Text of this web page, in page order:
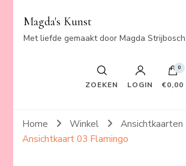
Magda's Kunst
Met liefde gemaakt door Magda Strijbosch.
ZOEKEN LOGIN
0
€0,00
Home Winkel
Ansichtkaarten
Ansichtkaart 03 Flamingo